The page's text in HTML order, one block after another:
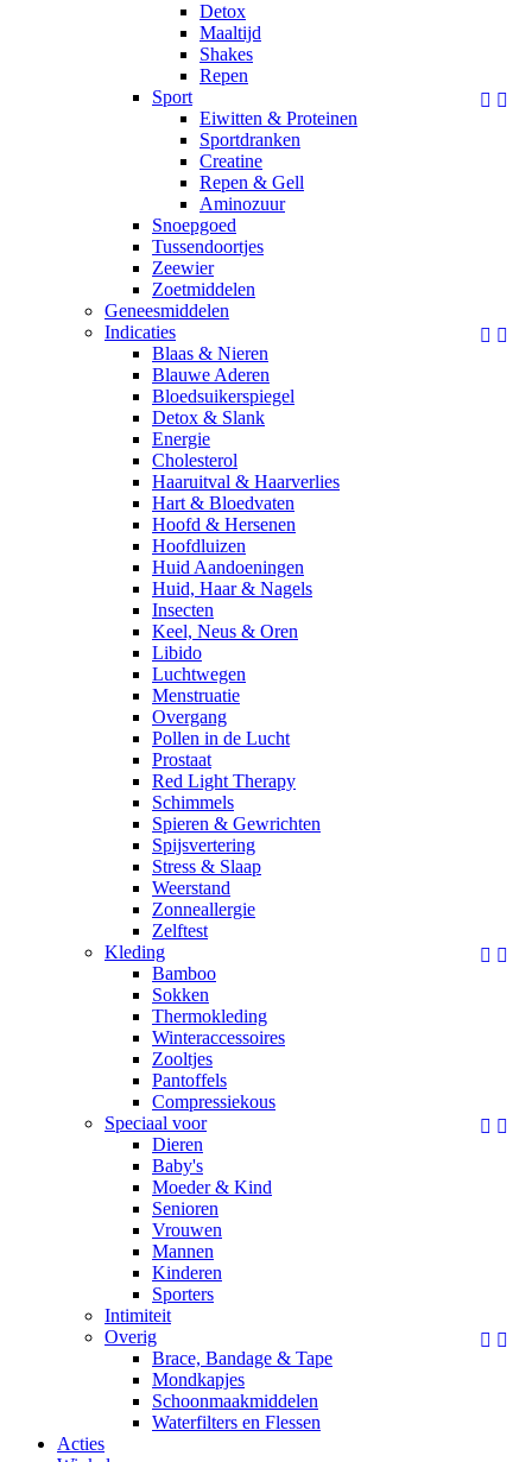
Detox
Maaltijd
Shakes
Repen
 
Sport
Eiwitten & Proteinen
Sportdranken
Creatine
Repen & Gell
Aminozuur
Snoepgoed
Tussendoortjes
Zeewier
Zoetmiddelen
Geneesmiddelen
 
Indicaties
Blaas & Nieren
Blauwe Aderen
Bloedsuikerspiegel
Detox & Slank
Energie
Cholesterol
Haaruitval & Haarverlies
Hart & Bloedvaten
Hoofd & Hersenen
Hoofdluizen
Huid Aandoeningen
Huid, Haar & Nagels
Insecten
Keel, Neus & Oren
Libido
Luchtwegen
Menstruatie
Overgang
Pollen in de Lucht
Prostaat
Red Light Therapy
Schimmels
Spieren & Gewrichten
Spijsvertering
Stress & Slaap
Weerstand
Zonneallergie
Zelftest
 
Kleding
Bamboo
Sokken
Thermokleding
Winteraccessoires
Zooltjes
Pantoffels
Compressiekous
 
Speciaal voor
Dieren
Baby's
Moeder & Kind
Senioren
Vrouwen
Mannen
Kinderen
Sporters
Intimiteit
 
Overig
Brace, Bandage & Tape
Mondkapjes
Schoonmaakmiddelen
Waterfilters en Flessen
Acties